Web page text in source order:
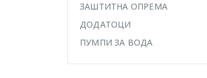
ЗАШТИТНА ОПРЕМА
ДОДАТОЦИ
ПУМПИ ЗА ВОДА